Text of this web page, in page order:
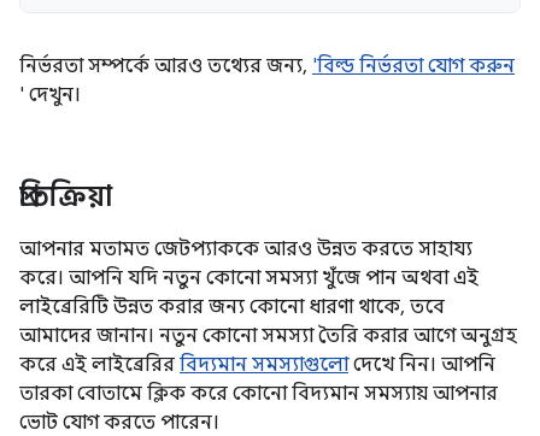
নির্ভরতা সম্পর্কে আরও তথ্যের জন্য, 'বিল্ড নির্ভরতা যোগ করুন
' দেখুন।
প্রতিক্রিয়া
আপনার মতামত জেটপ্যাককে আরও উন্নত করতে সাহায্য
করে। আপনি যদি নতুন কোনো সমস্যা খুঁজে পান অথবা এই
লাইব্রেরিটি উন্নত করার জন্য কোনো ধারণা থাকে, তবে
আমাদের জানান। নতুন কোনো সমস্যা তৈরি করার আগে অনুগ্রহ
করে এই লাইব্রেরির বিদ্যমান সমস্যাগুলোদেখে নিন। আপনি
তারকা বোতামে ক্লিক করে কোনো বিদ্যমান সমস্যায় আপনার
ভোট যোগ করতে পারেন।